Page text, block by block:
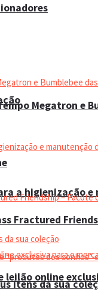
a higienização
itens da sua
Megatron e
Fractured
online